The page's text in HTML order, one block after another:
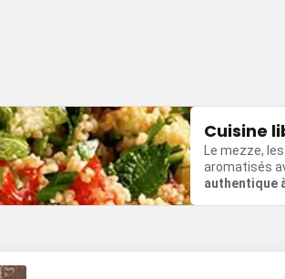
Cuisine
Le mezze,
aromatisés
authentique